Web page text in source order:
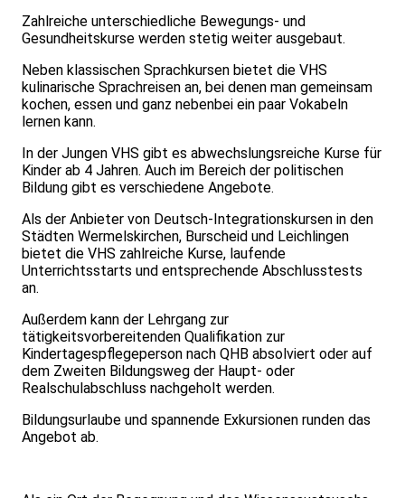
Zahlreiche unterschiedliche Bewegungs- und
Gesundheitskurse werden stetig weiter ausgebaut.
Neben klassischen Sprachkursen bietet die VHS
kulinarische Sprachreisen an, bei denen man gemeinsam
kochen, essen und ganz nebenbei ein paar Vokabeln
lernen kann.
In der Jungen VHS gibt es abwechslungsreiche Kurse für
Kinder ab 4 Jahren. Auch im Bereich der politischen
Bildung gibt es verschiedene Angebote.
Als der Anbieter von Deutsch-Integrationskursen in den
Städten Wermelskirchen, Burscheid und Leichlingen
bietet die VHS zahlreiche Kurse, laufende
Unterrichtsstarts und entsprechende Abschlusstests
an.
Außerdem kann der Lehrgang zur
tätigkeitsvorbereitenden Qualifikation zur
Kindertagespflegeperson nach QHB absolviert oder auf
dem Zweiten Bildungsweg der Haupt- oder
Realschulabschluss nachgeholt werden.
Bildungsurlaube und spannende Exkursionen runden das
Angebot ab.